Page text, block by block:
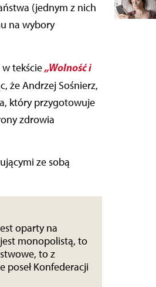
(jednym z nich
na wybory
tekście„Wolność i
że Andrzej Sośnierz,
który przygotowuje
zdrowia
ze sobą
oparty na
monopolistą, to
to z
poseł Konfederacji